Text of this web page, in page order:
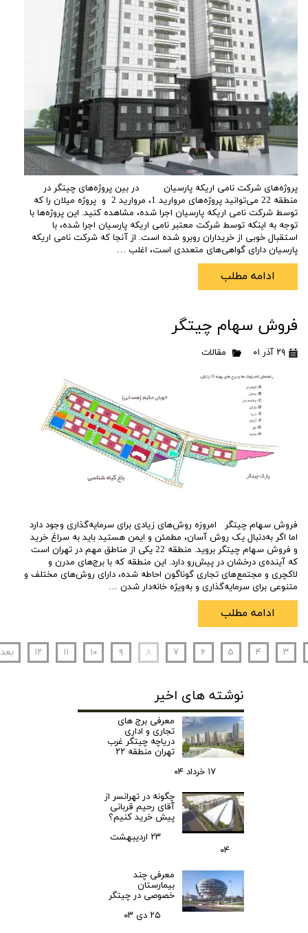
پروژه‌های شرکت نامی اریکه پارسیان در بین پروژه‌های چیتگر در
منطقه 22 می‌توانید پروژه‌های مروارید 1، مروارید 2 و پروژه میلان را که
توسط شرکت نامی اریکه پارسیان اجرا شده، مشاهده کنید. این پروژه‌ها با
توجه به اینکه توسط شرکت معتبر نامی اریکه پارسیان اجرا شده، با
استقبال خوبی از خریداران روبرو شده‌ است. از آنجا که شرکت نامی اریکه
پارسیان دارای گواهی‌های متعددی است، اغلب …
ادامه مطلب
فروش سهام چیتگر
۲۹ آذر ۰۱ مقالات
فروش سهام چیتگر امروزه روش‌های زیادی برای سرمایه‌گذاری وجود دارد
اما اگر به‌دنبال یک روش آسان، مطمئن و ایمن هستید باید به سراغ خرید
و فروش سهام چیتگر بروید. منطقه 22 یکی از مناطق مهم در تهران است
که آینده‌ی درخشان در پیش‌رو دارد. این منطقه که با برج‌های مدرن و
لاکچری و مجتمع‌های تجاری گوناگون احاطه شده، دارای روش‌های مختلف و
متنوعی برای سرمایه‌گذاری و به‌ویژه خانه‌دار شدن …
ادامه مطلب
۳ ۴ ۵ ۶ ۷ ۸ ۹ ۱۰ ۱۱ ۱۲
نوشته های اخیر
معرفی برج های
تجاری و اداری
دریاچه چیتگر غرب
تهران منطقه ۲۲
۱۷ خرداد ۰۴
چگونه در تهرانسر از
آقای رحیم قربانی
پیش خرید کنیم؟
۲۳ اردیبهشت
۰۴
معرفی چند
بیمارستان
خصوصی در چیتگر
۲۵ دی ۰۳